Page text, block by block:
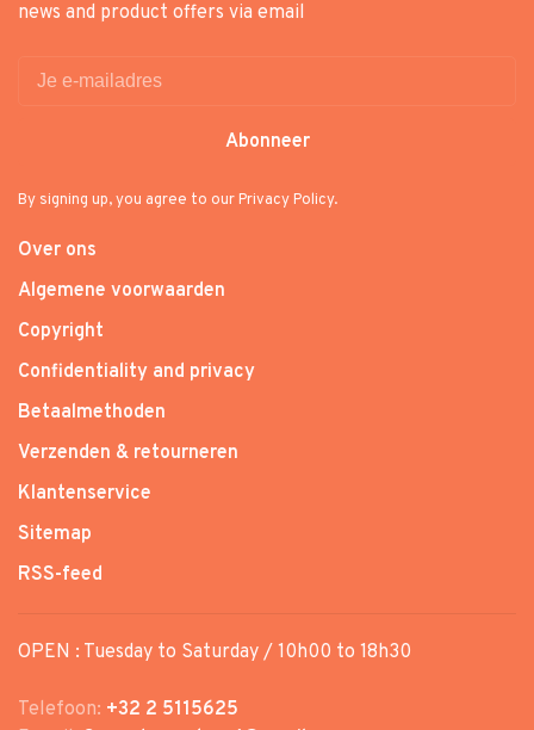
news and product offers via email
Abonneer
By signing up, you agree to our Privacy Policy.
Over ons
Algemene voorwaarden
Copyright
Confidentiality and privacy
Betaalmethoden
Verzenden & retourneren
Klantenservice
Sitemap
RSS-feed
OPEN : Tuesday to Saturday / 10h00 to 18h30
Telefoon: +32 2 5115625